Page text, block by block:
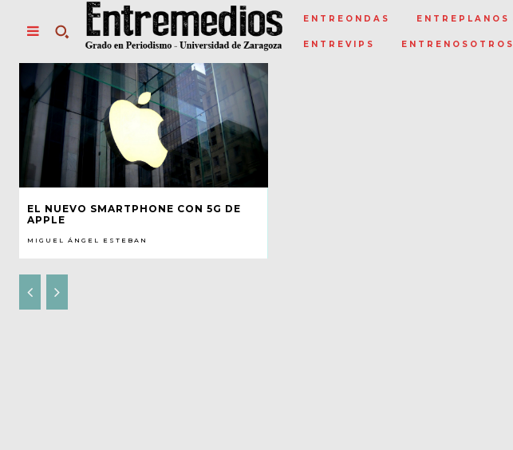
ENTREONDAS ENTREPLANOS
ENTREVIPS ENTRENOSOTROS
EL NUEVO SMARTPHONE CON 5G DE
APPLE
MIGUEL ÁNGEL ESTEBAN